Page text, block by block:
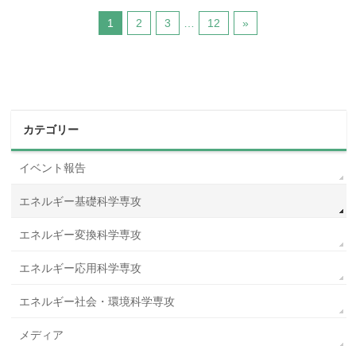
1 2 3 … 12 »
カテゴリー
イベント報告
エネルギー基礎科学専攻
エネルギー変換科学専攻
エネルギー応用科学専攻
エネルギー社会・環境科学専攻
メディア